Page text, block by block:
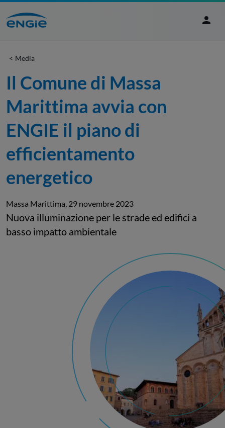
Media
Il Comune di Massa
Marittima avvia con
ENGIE il piano di
efficientamento
energetico
Massa Marittima, 29 novembre 2023
Nuova illuminazione per le strade ed edifici a
basso impatto ambientale